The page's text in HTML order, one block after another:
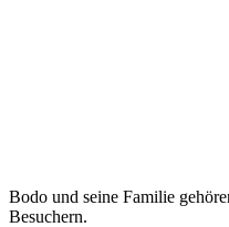
Bodo und seine Familie
Besuchern.